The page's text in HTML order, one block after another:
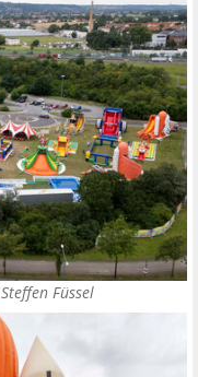
Steffen Füssel